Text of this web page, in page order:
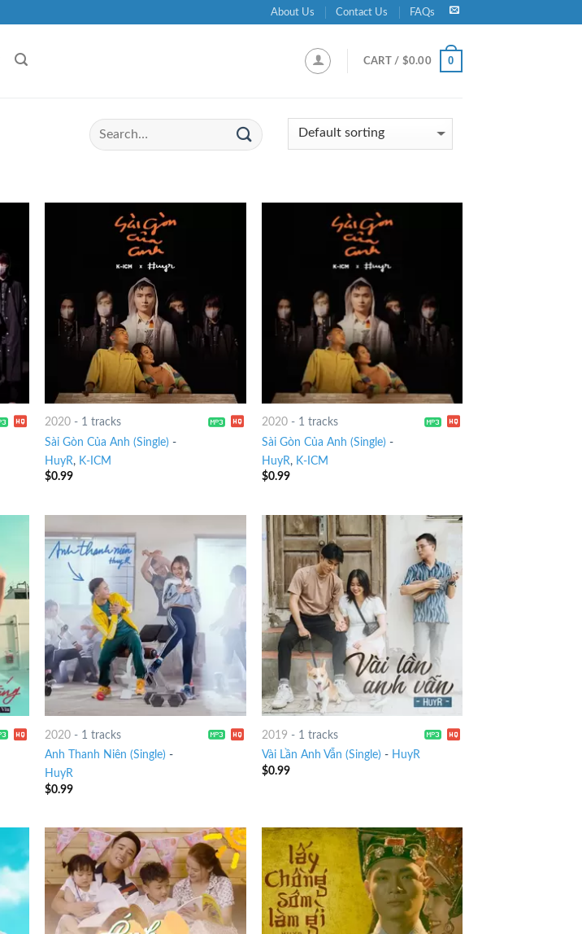
About Us Contact Us FAQs
CART / $0.00 0
2020 - 1 tracks
Sài Gòn Của Anh (Single) -
HuyR, K-ICM
$0.99
2020 - 1 tracks
Sài Gòn Của Anh (Single) -
HuyR, K-ICM
$0.99
2020 - 1 tracks
Anh Thanh Niên (Single) -
HuyR
$0.99
2019 - 1 tracks
Vài Lần Anh Vẫn (Single) - HuyR
$0.99